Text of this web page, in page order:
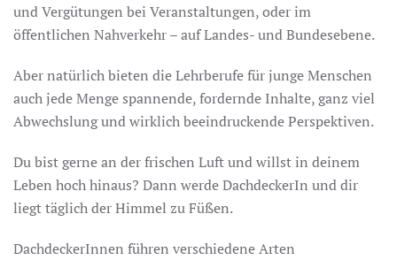
und Vergütungen bei Veranstaltungen, oder im
öffentlichen Nahverkehr – auf Landes- und Bundesebene.
Aber natürlich bieten die Lehrberufe für junge Menschen
auch jede Menge spannende, fordernde Inhalte, ganz viel
Abwechslung und wirklich beeindruckende Perspektiven.
Du bist gerne an der frischen Luft und willst in deinem
Leben hoch hinaus? Dann werde DachdeckerIn und dir
liegt täglich der Himmel zu Füßen.
DachdeckerInnen führen verschiedene Arten